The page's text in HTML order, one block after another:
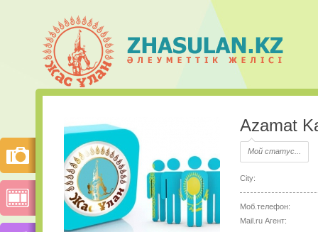
Azamat
Мой статус...
City:
Моб.телефон:
Mail.ru Агент: